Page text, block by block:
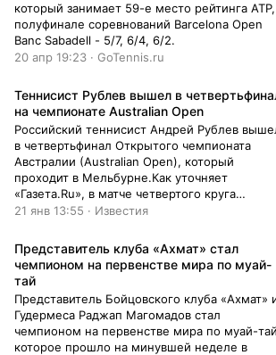
который занимает 59-е место рейтинга
полуфинале соревнований Barcelona Open
Banc Sabadell - 5/7, 6/4, 6/2.
20 апр 19:23 · GoTennis.ru
Теннисиcт Рублев вышел в
на чемпионате Australian Open
Российский теннисист Андрей Рублев
в четвертьфинал Открытого чемпионата
Австралии (Australian Open), который
проходит в Мельбурне.Как уточняет
«Газета.Ru», в матче четвертого круга
спортсмен встречался с австралийцем
14 минут и завершилась со счетом 6:4, 6:7
(5:7), 6:7 (4:7), 6:3, 6:0 в пользу Рублева.
21 янв 13:55 · Известия
Представитель клуба «Ахмат» стал
чемпионом на первенстве мира по муай-
тай
Представитель Бойцовского клуба «Ахмат»
Гудермеса Раджап Магомадов стал
чемпионом на первенстве мира по муай-
которое прошло на минувшей неделе в